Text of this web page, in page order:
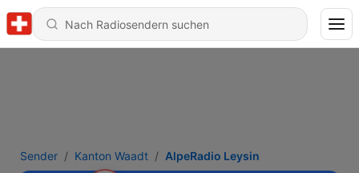
Sender Kanton Waadt AlpeRadio Leysin